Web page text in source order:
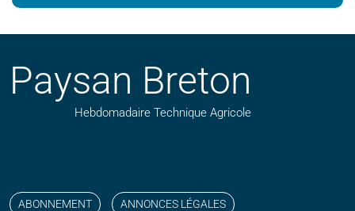
Paysan Breton
Hebdomadaire Technique Agricole
ABONNEMENT ANNONCES LÉGALES